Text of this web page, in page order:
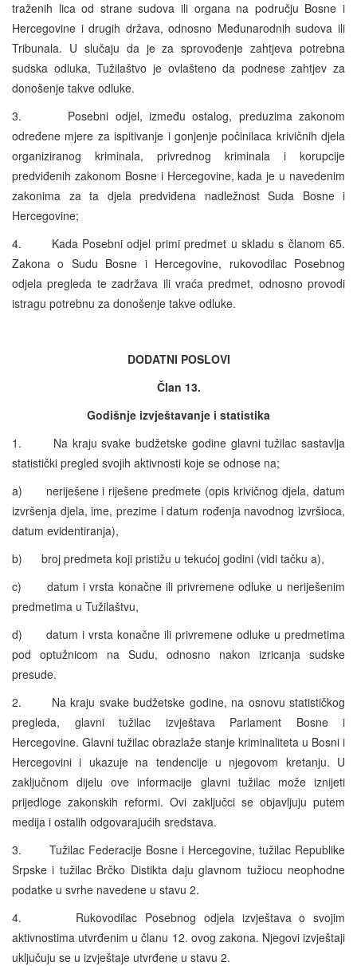
traženih lica od strane sudova ili organa na području Bosne i
Hercegovine i drugih država, odnosno Međunarodnih sudova ili
Tribunala. U slučaju da je za sprovođenje zahtjeva potrebna
sudska odluka, Tužilaštvo je ovlašteno da podnese zahtjev za
donošenje takve odluke.
3. Posebni odjel, između ostalog, preduzima zakonom
određene mjere za ispitivanje i gonjenje počinilaca krivičnih djela
organiziranog kriminala, privrednog kriminala i korupcije
predviđenih zakonom Bosne i Hercegovine, kada je u navedenim
zakonima za ta djela predviđena nadležnost Suda Bosne i
Hercegovine;
4. Kada Posebni odjel primi predmet u skladu s članom 65.
Zakona o Sudu Bosne i Hercegovine, rukovodilac Posebnog
odjela pregleda te zadržava ili vraća predmet, odnosno provodi
istragu potrebnu za donošenje takve odluke.
DODATNI POSLOVI
Član 13.
Godišnje izvještavanje i statistika
1. Na kraju svake budžetske godine glavni tužilac sastavlja
statistički pregled svojih aktivnosti koje se odnose na;
a) neriješene i riješene predmete (opis krivičnog djela, datum
izvršenja djela, ime, prezime i datum rođenja navodnog izvršioca,
datum evidentiranja),
b) broj predmeta koji pristižu u tekućoj godini (vidi tačku a),
c) datum i vrsta konačne ili privremene odluke u neriješenim
predmetima u Tužilaštvu,
d) datum i vrsta konačne ili privremene odluke u predmetima
pod optužnicom na Sudu, odnosno nakon izricanja sudske
presude.
2. Na kraju svake budžetske godine, na osnovu statističkog
pregleda, glavni tužilac izvještava Parlament Bosne i
Hercegovine. Glavni tužilac obrazlaže stanje kriminaliteta u Bosni i
Hercegovini i ukazuje na tendencije u njegovom kretanju. U
zaključnom dijelu ove informacije glavni tužilac može iznijeti
prijedloge zakonskih reformi. Ovi zaključci se objavljuju putem
medija i ostalih odgovarajućih sredstava.
3. Tužilac Federacije Bosne i Hercegovine, tužilac Republike
Srpske i tužilac Brčko Distikta daju glavnom tužiocu neophodne
podatke u svrhe navedene u stavu 2.
4. Rukovodilac Posebnog odjela izvještava o svojim
aktivnostima utvrđenim u članu 12. ovog zakona. Njegovi izvještaji
uključuju se u izvještaje utvrđene u stavu 2.